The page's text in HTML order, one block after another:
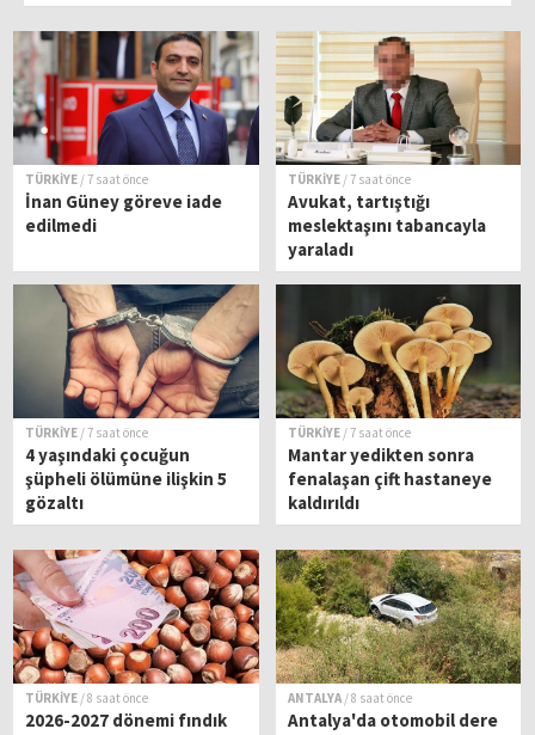
TÜRKİYE / 7 saat önce
İnan Güney göreve iade
edilmedi
TÜRKİYE / 7 saat önce
Avukat, tartıştığı
meslektaşını tabancayla
yaraladı
TÜRKİYE / 7 saat önce
4 yaşındaki çocuğun
şüpheli ölümüne ilişkin 5
gözaltı
TÜRKİYE / 7 saat önce
Mantar yedikten sonra
fenalaşan çift hastaneye
kaldırıldı
TÜRKİYE / 8 saat önce
2026-2027 dönemi fındık
ANTALYA / 8 saat önce
Antalya'da otomobil dere